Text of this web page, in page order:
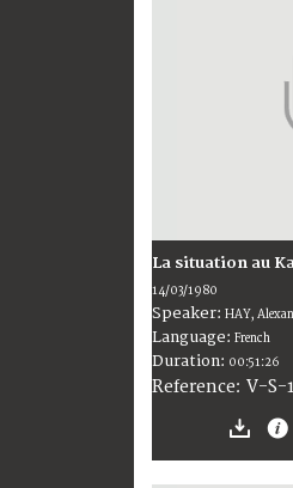
La situation au
14/03/1980
Speaker: HAY,
Language: French
Duration: 00:51:26
Reference: V-S-